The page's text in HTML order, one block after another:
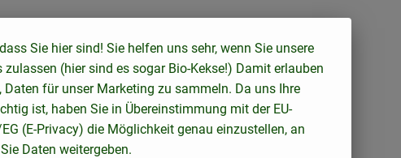
Sie hier sind! Sie helfen uns sehr, wenn Sie unsere
zulassen (hier sind es sogar Bio-Kekse!) Damit erlauben
Daten für unser Marketing zu sammeln. Da uns Ihre
ist, haben Sie in Übereinstimmung mit der EU-
(E-Privacy) die Möglichkeit genau einzustellen, an
Daten weitergeben.